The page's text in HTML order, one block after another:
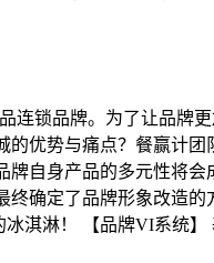
连锁品牌。为了让品
优势与痛点？餐赢计
自身产品的多元性将
确定了品牌形象改造
淇淋！ 【品牌VI系统